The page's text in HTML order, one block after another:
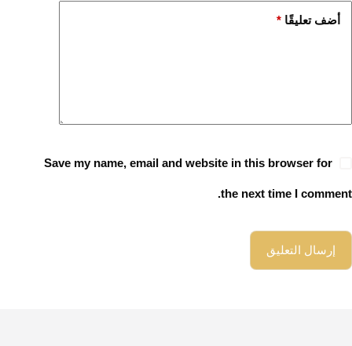
أضف تعليقًا *
Save my name, email and website in this browser for
the next time I comment.
إرسال التعليق